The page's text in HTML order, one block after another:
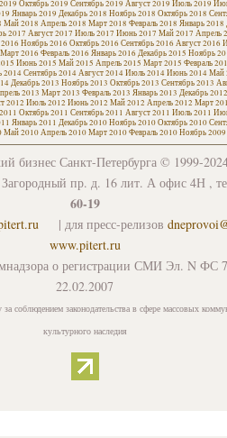
Октябрь 2019 Сентябрь 2019 Август 2019 Июль 2019
Январь 2019 Декабрь 2018 Ноябрь 2018 Октябрь 2018
Май 2018 Апрель 2018 Март 2018 Февраль 2018 Январь 2018
2017 Август 2017 Июль 2017 Июнь 2017 Май 2017 Апрель
Ноябрь 2016 Октябрь 2016 Сентябрь 2016 Август 2016
Март 2016 Февраль 2016 Январь 2016 Декабрь 2015 Ноябрь
Июнь 2015 Май 2015 Апрель 2015 Март 2015 Февраль
2014Сентябрь 2014Август 2014Июль 2014Июнь 2014Май
Декабрь 2013 Ноябрь 2013 Октябрь 2013 Сентябрь 2013
2013 Март 2013 Февраль 2013 Январь 2013 Декабрь 2012
2012 Июль 2012 Июнь 2012 Май 2012 Апрель 2012 Март
Октябрь 2011 Сентябрь 2011 Август 2011 Июль 2011
Январь 2011 Декабрь 2010Ноябрь 2010Октябрь 2010
Май 2010Апрель 2010Март 2010Февраль 2010Ноябрь 2009
бизнес Санкт-Петербурга © 1999-
Загородный пр. д. 16 лит. А офис 4Н ,
60-19
| для пресс-релизов
www.pitert.ru
о регистрации СМИ Эл. N ФС
22.02.2007
соблюдением законодательства в сфере массовых
культурного наследия